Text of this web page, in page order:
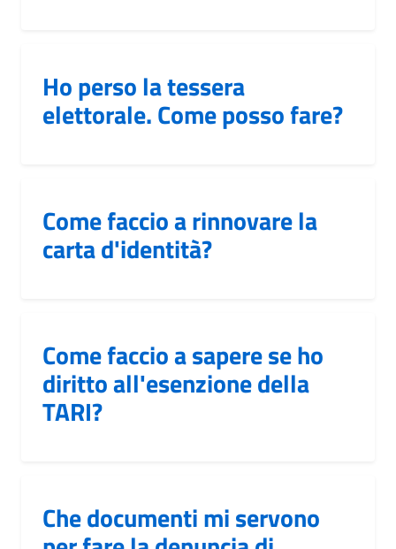
Ho perso la tessera
elettorale. Come posso fare?
Come faccio a rinnovare la
carta d'identità?
Come faccio a sapere se ho
diritto all'esenzione della
TARI?
Che documenti mi servono